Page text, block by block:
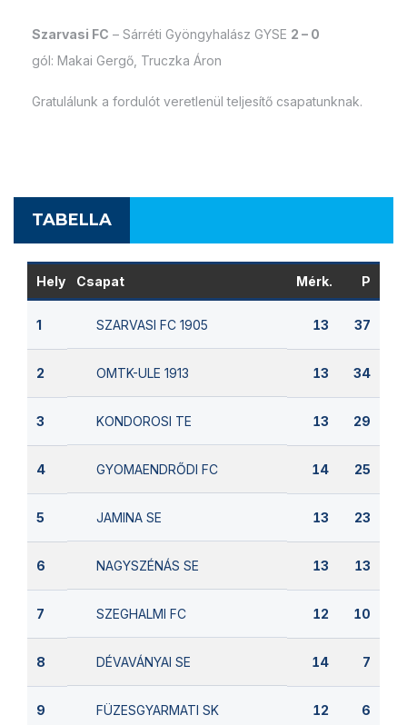
Szarvasi FC – Sárréti Gyöngyhalász GYSE 2 – 0
gól: Makai Gergő, Truczka Áron
Gratulálunk a fordulót veretlenül teljesítő csapatunknak.
TABELLA
Hely Csapat Mérk. P
1 SZARVASI FC 1905 13 37
2 OMTK-ULE 1913 13 34
3 KONDOROSI TE 13 29
4 GYOMAENDRŐDI FC 14 25
5 JAMINA SE 13 23
6 NAGYSZÉNÁS SE 13 13
7 SZEGHALMI FC 12 10
8 DÉVAVÁNYAI SE 14 7
9 FÜZESGYARMATI SK 12 6